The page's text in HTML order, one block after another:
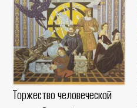
Торжество человеческой